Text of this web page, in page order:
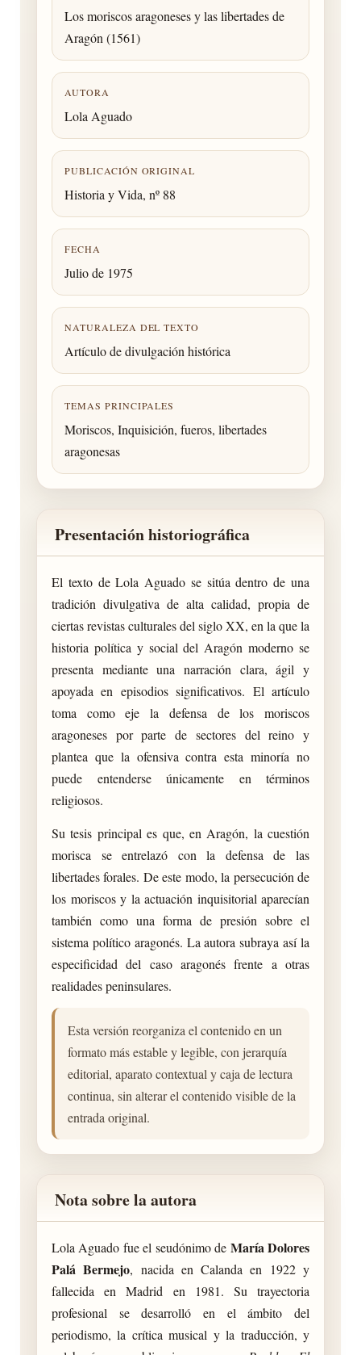
Los moriscos aragoneses y las libertades de
Aragón (1561)
AUTORA
Lola Aguado
PUBLICACIÓN ORIGINAL
Historia y Vida, nº 88
FECHA
Julio de 1975
NATURALEZA DEL TEXTO
Artículo de divulgación histórica
TEMAS PRINCIPALES
Moriscos, Inquisición, fueros, libertades
aragonesas
Presentación historiográfica
El texto de Lola Aguado se sitúa dentro de una
tradición divulgativa de alta calidad, propia de
ciertas revistas culturales del siglo XX, en la que la
historia política y social del Aragón moderno se
presenta mediante una narración clara, ágil y
apoyada en episodios significativos. El artículo
toma como eje la defensa de los moriscos
aragoneses por parte de sectores del reino y
plantea que la ofensiva contra esta minoría no
puede entenderse únicamente en términos
religiosos.
Su tesis principal es que, en Aragón, la cuestión
morisca se entrelazó con la defensa de las
libertades forales. De este modo, la persecución de
los moriscos y la actuación inquisitorial aparecían
también como una forma de presión sobre el
sistema político aragonés. La autora subraya así la
especificidad del caso aragonés frente a otras
realidades peninsulares.
Esta versión reorganiza el contenido en un
formato más estable y legible, con jerarquía
editorial, aparato contextual y caja de lectura
continua, sin alterar el contenido visible de la
entrada original.
Nota sobre la autora
Lola Aguado fue el seudónimo de María Dolores
Palá Bermejo, nacida en Calanda en 1922 y
fallecida en Madrid en 1981. Su trayectoria
profesional se desarrolló en el ámbito del
periodismo, la crítica musical y la traducción, y